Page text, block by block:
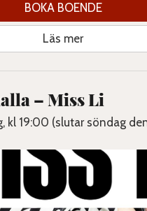
BOKA BOENDE
Läs mer
– Miss Li
kl 19:00 (slutar söndag